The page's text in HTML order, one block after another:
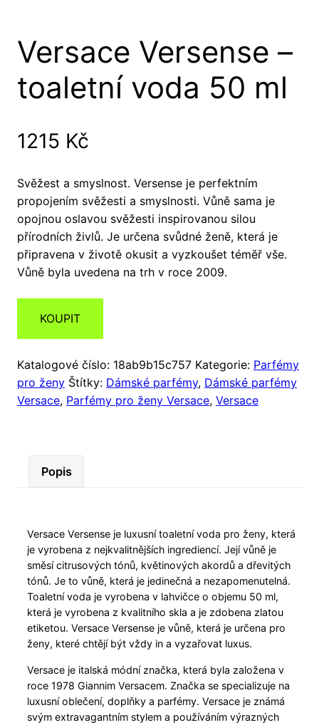
Versace Versense –
toaletní voda 50 ml
1215 Kč
Svěžest a smyslnost. Versense je perfektním
propojením svěžesti a smyslnosti. Vůně sama je
opojnou oslavou svěžesti inspirovanou silou
přírodních živlů. Je určena svůdné ženě, která je
připravena v životě okusit a vyzkoušet téměř vše.
Vůně byla uvedena na trh v roce 2009.
KOUPIT
Katalogové číslo: 18ab9b15c757 Kategorie: Parfémy
pro ženy Štítky: Dámské parfémy, Dámské parfémy
Versace, Parfémy pro ženy Versace, Versace
Popis
Versace Versense je luxusní toaletní voda pro ženy, která
je vyrobena z nejkvalitnějších ingrediencí. Její vůně je
směsí citrusových tónů, květinových akordů a dřevitých
tónů. Je to vůně, která je jedinečná a nezapomenutelná.
Toaletní voda je vyrobena v lahvičce o objemu 50 ml,
která je vyrobena z kvalitního skla a je zdobena zlatou
etiketou. Versace Versense je vůně, která je určena pro
ženy, které chtějí být vždy in a vyzařovat luxus.
Versace je italská módní značka, která byla založena v
roce 1978 Giannim Versacem. Značka se specializuje na
luxusní oblečení, doplňky a parfémy. Versace je známá
svým extravagantním stylem a používáním výrazných